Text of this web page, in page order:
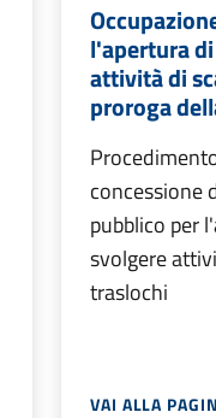
l'apertura
attività di
proroga
concessione
pubblico per
svolgere
traslochi
VAI ALLA